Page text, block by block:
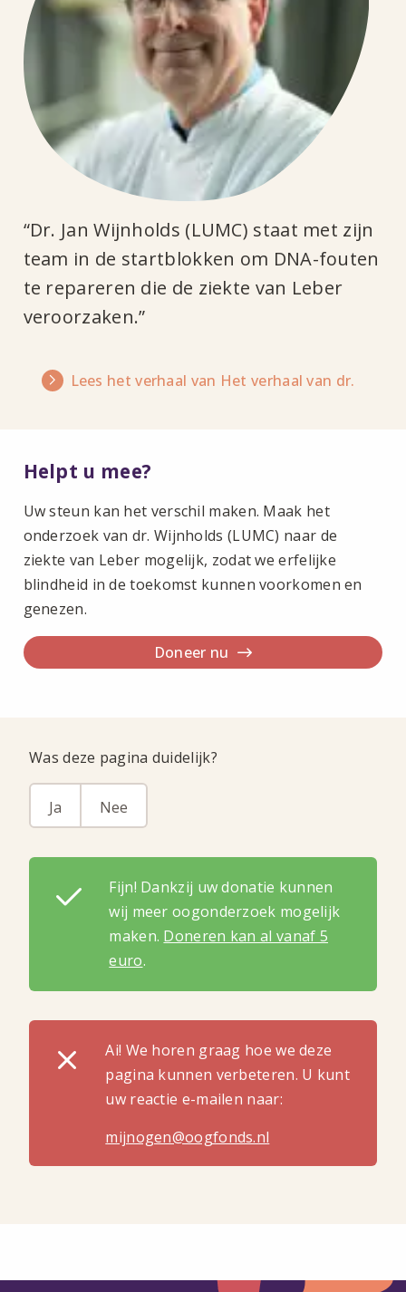
“Dr. Jan Wijnholds (LUMC) staat met zijn
team in de startblokken om DNA-fouten
te repareren die de ziekte van Leber
veroorzaken.”
Lees het verhaal van Het verhaal van dr.
verhaal
van
dr.
Helpt u mee?
Uw steun kan het verschil maken. Maak het
onderzoek van dr. Wijnholds (LUMC) naar de
ziekte van Leber mogelijk, zodat we erfelijke
blindheid in de toekomst kunnen voorkomen en
genezen.
Doneer nu
Was deze pagina duidelijk?
Ja Nee
Fijn! Dankzij uw donatie kunnen
wij meer oogonderzoek mogelijk
maken. Doneren kan al vanaf 5
euro.
Ai! We horen graag hoe we deze
pagina kunnen verbeteren. U kunt
uw reactie e-mailen naar:
mijnogen@oogfonds.nl